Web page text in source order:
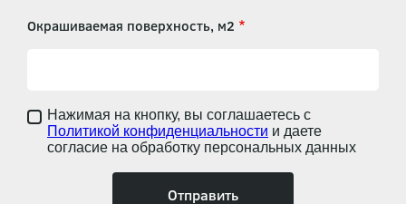
Окрашиваемая поверхность, м2
Нажимая на кнопку, вы соглашаетесь с
Политикой конфиденциальности и даете
согласие на обработку персональных данных